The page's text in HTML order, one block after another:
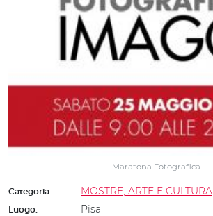
Maratona Fotografica
Categoria: MOSTRE, ARTE E CULTURA
Luogo: Pisa